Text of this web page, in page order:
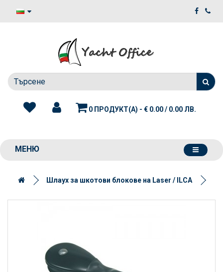
0 ПРОДУКТ(А) - € 0.00 / 0.00 ЛВ.
МЕНЮ
Шлаух за шкотови блокове на Laser / ILCA